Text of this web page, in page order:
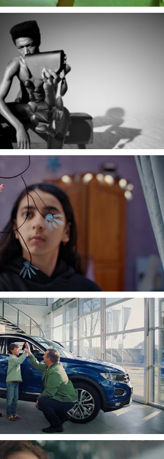
DELSING
ONDER HET BED
ZEKUR.NL